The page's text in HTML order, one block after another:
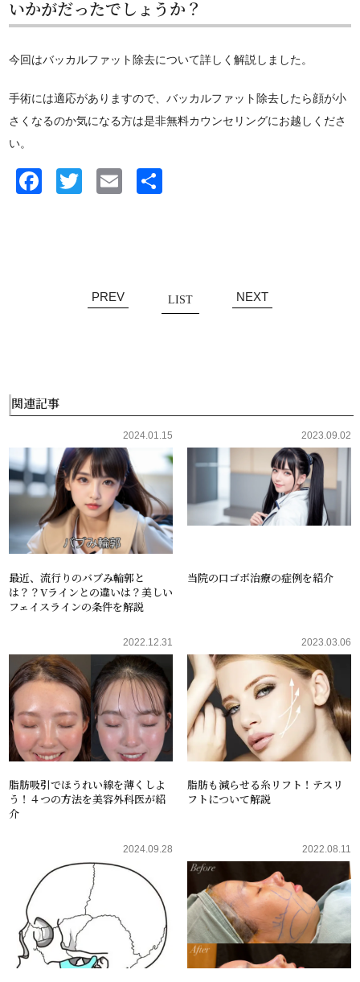
いかがだったでしょうか？
今回はバッカルファット除去について詳しく解説しました。
手術には適応がありますので、バッカルファット除去したら顔が小
さくなるのか気になる方は是非無料カウンセリングにお越しくださ
い。
Facebook
TwitterEmail
PREV LIST NEXT
関連記事
2024.01.15
最近、流行りのバブみ輪郭と
は？？Vラインとの違いは？美しい
フェイスラインの条件を解説
2023.09.02
当院の口ゴボ治療の症例を紹介
2022.12.31
脂肪吸引でほうれい線を薄くしよ
う！４つの方法を美容外科医が紹
介
2023.03.06
脂肪も減らせる糸リフト！テスリ
フトについて解説
2024.09.28 2022.08.11